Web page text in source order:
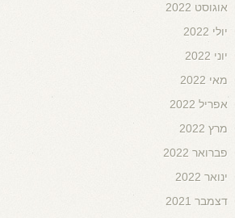
אוגוסט 2022
יולי 2022
יוני 2022
מאי 2022
אפריל 2022
מרץ 2022
פברואר 2022
ינואר 2022
דצמבר 2021